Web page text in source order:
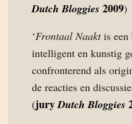
Dutch Bloggies 2009)
‘Frontaal Naaktis een
intelligent en kunstig
confronterend als
de reacties en
(juryDutch Bloggies